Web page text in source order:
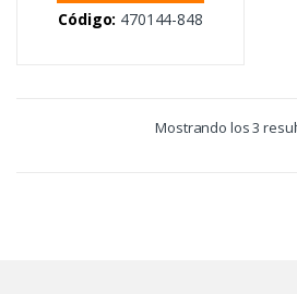
Código: 470144-848
Mostrando los 3